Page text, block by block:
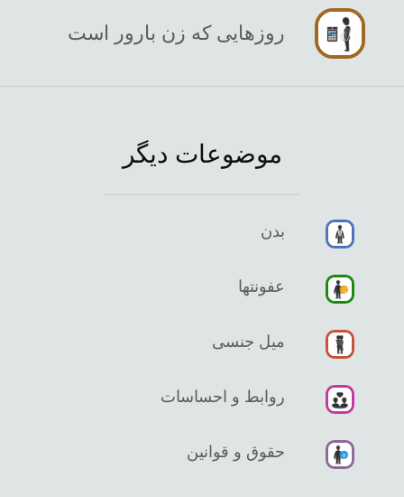
روزهایی که زن بارور است
موضوعات دیگر
بدن
عفونتها
میل جنسی
روابط و احساسات
حقوق و قوانین